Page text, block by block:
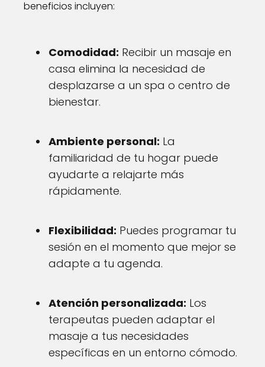
beneficios incluyen:
Comodidad: Recibir un masaje en
casa elimina la necesidad de
desplazarse a un spa o centro de
bienestar.
Ambiente personal: La
familiaridad de tu hogar puede
ayudarte a relajarte más
rápidamente.
Flexibilidad: Puedes programar tu
sesión en el momento que mejor se
adapte a tu agenda.
Atención personalizada: Los
terapeutas pueden adaptar el
masaje a tus necesidades
específicas en un entorno cómodo.